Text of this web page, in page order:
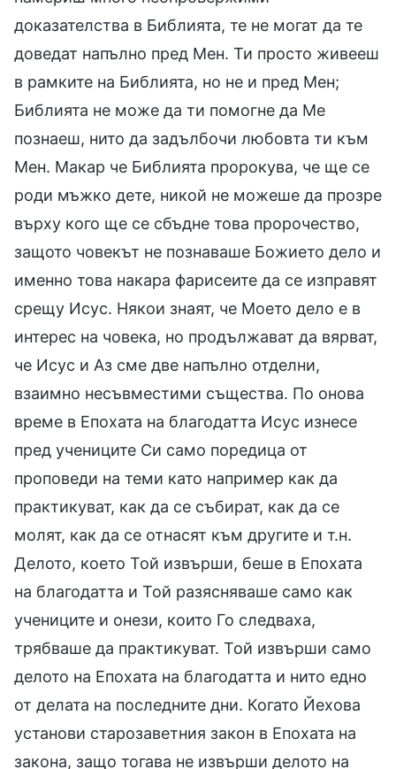
доказателства в Библията, те не могат да те
доведат напълно пред Мен. Ти просто живееш
в рамките на Библията, но не и пред Мен;
Библията не може да ти помогне да Ме
познаеш, нито да задълбочи любовта ти към
Мен. Макар че Библията пророкува, че ще се
роди мъжко дете, никой не можеше да прозре
върху кого ще се сбъдне това пророчество,
защото човекът не познаваше Божието дело и
именно това накара фарисеите да се изправят
срещу Исус. Някои знаят, че Моето дело е в
интерес на човека, но продължават да вярват,
че Исус и Аз сме две напълно отделни,
взаимно несъвместими същества. По онова
време в Епохата на благодатта Исус изнесе
пред учениците Си само поредица от
проповеди на теми като например как да
практикуват, как да се събират, как да се
молят, как да се отнасят към другите и т.н.
Делото, което Той извърши, беше в Епохата
на благодатта и Той разясняваше само как
учениците и онези, които Го следваха,
трябваше да практикуват. Той извърши само
делото на Епохата на благодатта и нито едно
от делата на последните дни. Когато Йехова
установи старозаветния закон в Епохата на
закона, защо тогава не извърши делото на